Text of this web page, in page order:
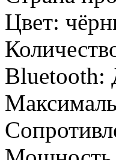
Цвет:
Bluetooth: